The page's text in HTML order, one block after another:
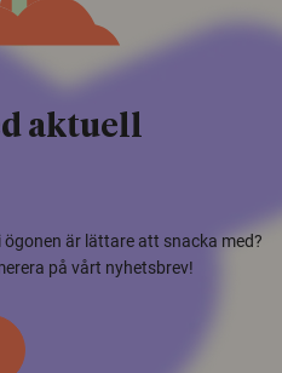
aktuell
är lättare att snacka med?
på vårt nyhetsbrev!